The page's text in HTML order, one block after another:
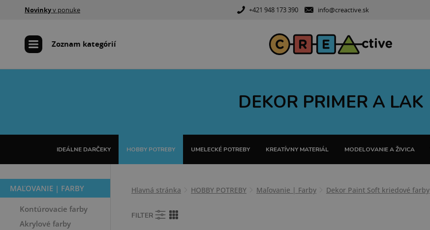
Novinkyv ponuke +421 948 173 390 info@creactive.sk
Zoznam kategórií
DEKOR PRIMER A LAK
IDEÁLNE DARČEKY HOBBY POTREBY UMELECKÉ POTREBY KREATÍVNY MATERIÁL MODELOVANIE A ŽIVICA
MAĽOVANIE | FARBY
Kontúrovacie farby
Akrylové farby
Hlavná stránka HOBBY POTREBY Maľovanie | Farby Dekor Paint Soft kriedové farby
FILTER